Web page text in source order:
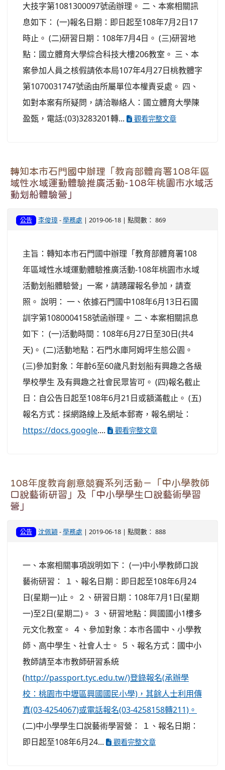
大技字第1081300097號函辦理。 二、本案相關訊
息如下： (一)報名日期：即日起至108年7月2日17
時止。 (二)研習日期：108年7月4日。 (三)研習地
點：國立體育大學綜合科技大樓206教室。 三、本
案參加人員之核假請依本局107年4月27日桃教體字
第1070031747號函由所屬單位本權責妥處。 四、
如對本案有所疑問，請洽聯絡人：國立體育大學陳
盈甄，電話:(03)3283201轉...
觀看完整文章
轉知本市石門國中辦理「教育部體育署108年區
域性水域運動體驗推廣活動-108年桃園市水域活
動划船體驗營」
公告 李俊璋-學務處 | 2019-06-18 | 點閱數： 869
主旨：轉知本市石門國中辦理「教育部體育署108
年區域性水域運動體驗推廣活動-108年桃園市水域
活動划船體驗營」一案，請踴躍報名參加，請查
照。 說明： 一、依據石門國中108年6月13日石國
訓字第1080004158號函辦理。 二、本案相關訊息
如下： (一)活動時間：108年6月27日至30日(共4
天)。 (二)活動地點：石門水庫阿姆坪生態公園。
(三)參加對象：年齡6至60歲凡對划船有興趣之各級
學校學生 及有興趣之社會民眾皆可。 (四)報名截止
日：自公告日起至108年6月21日或額滿截止。 (五)
報名方式：採網路線上及紙本郵寄，報名網址：
https://docs.google.... 觀看完整文章
108年度教育創意競賽系列活動－「中小學教師
口說藝術研習」及「中小學學生口說藝術學習
營」
公告 沈佩穎-學務處 | 2019-06-18 | 點閱數： 888
一、本案相關事項說明如下： (一)中小學教師口說
藝術研習： １、報名日期：即日起至108年6月24
日(星期一)止。 ２、研習日期：108年7月1日(星期
一)至2日(星期二)。 ３、研習地點：興國國小1樓多
元文化教室。 ４、參加對象：本市各國中、小學教
師、高中學生、社會人士。 ５、報名方式：國中小
教師請至本市教師研習系統
(http://passport.tyc.edu.tw/)登錄報名(承辦學
校：桃園市中壢區興國國民小學)，其餘人士利用傳
真(03-4254067)或電話報名(03-4258158轉211)。
(二)中小學學生口說藝術學習營： １、報名日期：
即日起至108年6月24...
觀看完整文章